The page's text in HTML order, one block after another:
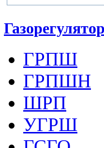
ГРПШ
ГРПШН
ШРП
УГРШ